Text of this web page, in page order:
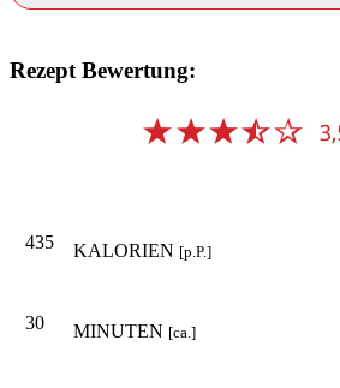
Rezept Bewertung:
435 KALORIEN [p.P.]
30 MINUTEN [ca.]